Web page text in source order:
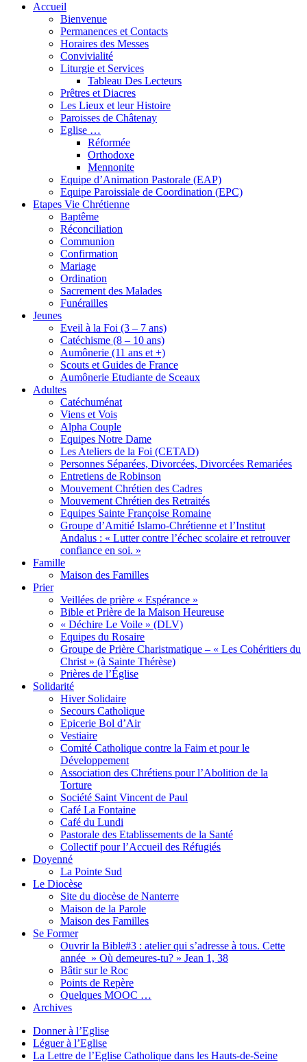
remonterAccueil
Bienvenue
Permanences et Contacts
Horaires des Messes
Convivialité
Liturgie et Services
Tableau Des Lecteurs
Prêtres et Diacres
Les Lieux et leur Histoire
Paroisses de Châtenay
Eglise …
Réformée
Orthodoxe
Mennonite
Equipe d’Animation Pastorale (EAP)
Equipe Paroissiale de Coordination (EPC)
Etapes Vie Chrétienne
Baptême
Réconciliation
Communion
Confirmation
Mariage
Ordination
Sacrement des Malades
Funérailles
Jeunes
Eveil à la Foi (3 – 7 ans)
Catéchisme (8 – 10 ans)
Aumônerie (11 ans et +)
Scouts et Guides de France
Aumônerie Etudiante de Sceaux
Adultes
Catéchuménat
Viens et Vois
Alpha Couple
Equipes Notre Dame
Les Ateliers de la Foi (CETAD)
Personnes Séparées, Divorcées, Divorcées Remariées
Entretiens de Robinson
Mouvement Chrétien des Cadres
Mouvement Chrétien des Retraités
Equipes Sainte Françoise Romaine
Groupe d’Amitié Islamo-Chrétienne et l’Institut
Andalus : « Lutter contre l’échec scolaire et retrouver
confiance en soi. »
Famille
Maison des Familles
Prier
Veillées de prière « Espérance »
Bible et Prière de la Maison Heureuse
« Déchire Le Voile » (DLV)
Equipes du Rosaire
Groupe de Prière Charistmatique – « Les Cohéritiers du
Christ » (à Sainte Thérèse)
Prières de l’Église
Solidarité
Hiver Solidaire
Secours Catholique
Epicerie Bol d’Air
Vestiaire
Comité Catholique contre la Faim et pour le
Développement
Association des Chrétiens pour l’Abolition de la
Torture
Société Saint Vincent de Paul
Café La Fontaine
Café du Lundi
Pastorale des Etablissements de la Santé
Collectif pour l’Accueil des Réfugiés
Doyenné
La Pointe Sud
Le Diocèse
Site du diocèse de Nanterre
Maison de la Parole
Maison des Familles
Se Former
Ouvrir la Bible#3 : atelier qui s’adresse à tous. Cette
année » Où demeures-tu? » Jean 1, 38
Bâtir sur le Roc
Points de Repère
Quelques MOOC …
Archives
Donner à l’Eglise
Léguer à l’Eglise
La Lettre de l’Eglise Catholique dans les Hauts-de-Seine